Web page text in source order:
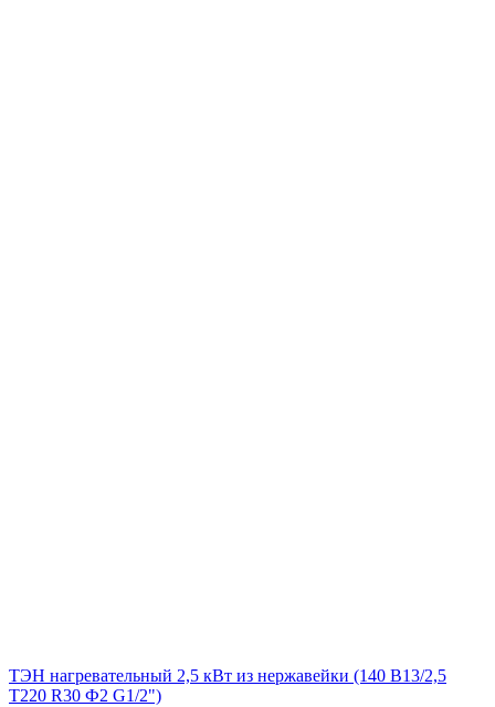
ТЭН нагревательный 2,5 кВт из нержавейки (140 В13/2,5
Т220 R30 Ф2 G1/2")